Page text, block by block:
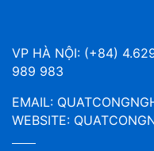
VP HÀ NỘI: (+84)
989 983
EMAIL:
WEBSITE: